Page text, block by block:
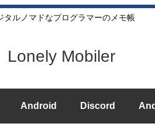
タルノマドなプログラマーのメモ帳
Lonely Mobiler
Android Discord